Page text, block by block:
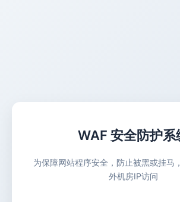
WAF 安全防护系
为保障网站程序安全，防止被黑或挂马
外机房IP访问